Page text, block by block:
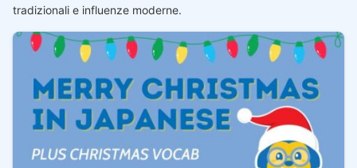
tradizionali e influenze moderne.